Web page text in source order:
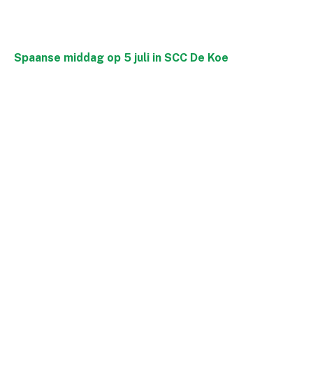
Spaanse middag op 5 juli in SCC De Koe